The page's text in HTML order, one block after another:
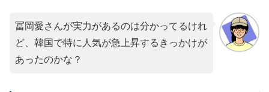
冨岡愛さんが実力があるのは分かってるけれ
ど、韓国で特に人気が急上昇するきっかけが
あったのかな？